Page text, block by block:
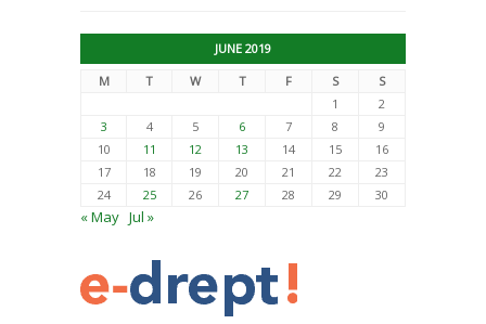
JUNE 2019
M
T W T F S
S
1
2
3
4 5 6 7 8
9
10
11 12 13 14 15
16
17
18 19 20 21 22
23
24
25 26 27 28 29 30
« May Jul »